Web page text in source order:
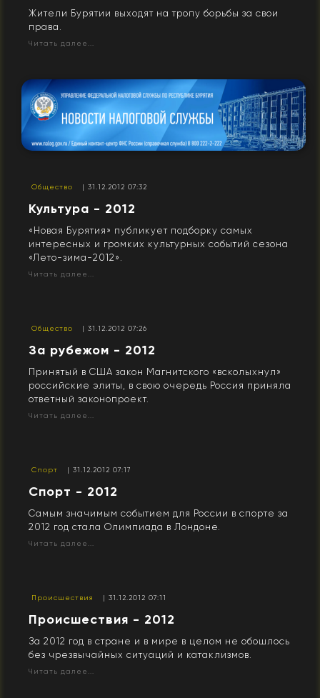
Жители Бурятии выходят на тропу борьбы за свои
права.
Читать далее...
Общество | 31.12.2012 07:32
Культура - 2012
«Новая Бурятия» публикует подборку самых
интересных и громких культурных событий сезона
«Лето-зима-2012».
Читать далее...
Общество | 31.12.2012 07:26
За рубежом - 2012
Принятый в США закон Магнитского «всколыхнул»
российские элиты, в свою очередь Россия приняла
ответный законопроект.
Читать далее...
Спорт | 31.12.2012 07:17
Спорт - 2012
Самым значимым событием для России в спорте за
2012 год стала Олимпиада в Лондоне.
Читать далее...
Происшествия | 31.12.2012 07:11
Происшествия - 2012
За 2012 год в стране и в мире в целом не обошлось
без чрезвычайных ситуаций и катаклизмов.
Читать далее...